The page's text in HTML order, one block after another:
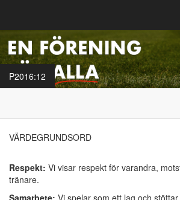
P2016:12
VÄRDEGRUNDSORD
Respekt: Vi visar respekt för varandra,
tränare.
Samarbete: Vi spelar som ett lag och